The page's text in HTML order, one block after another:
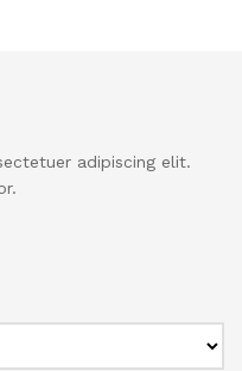
adipiscing elit.